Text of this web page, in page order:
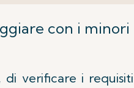
con i minori
verificare i